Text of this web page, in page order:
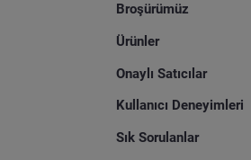
Broşürümüz
Ürünler
Onaylı Satıcılar
Kullanıcı Deneyimleri
Sık Sorulanlar